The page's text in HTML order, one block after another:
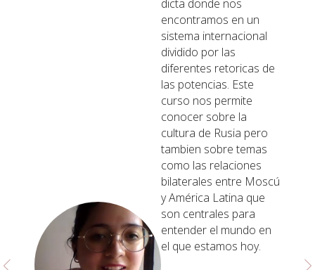
son centrales para
entender el mundo en
el que estamos hoy.